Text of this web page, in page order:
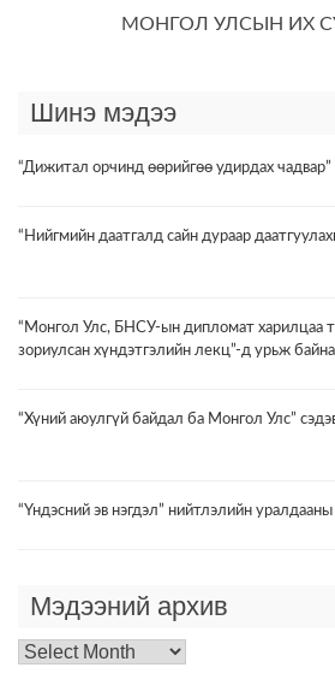
МОНГОЛ УЛСЫН ИХ
Шинэ мэдээ
“Дижитал орчинд өөрийгөө удирдах
“Нийгмийн даатгалд сайн дураар
“Монгол Улс, БНСУ-ын дипломат харилцаа
зориулсан хүндэтгэлийн лекц”-д урьж байна
“Хүний аюулгүй байдал ба Монгол Улс”
“Үндэсний эв нэгдэл” нийтлэлийн уралдааны
Мэдээний архив
Мэдээний